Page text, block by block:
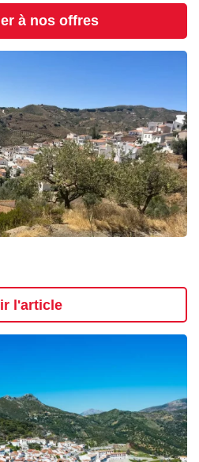
à nos offres
l'article